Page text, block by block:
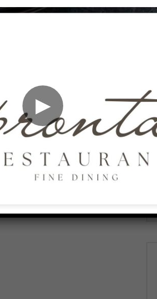
Famiglia nel bosco, Il Tribunale
non si pronuncia sul
ricongiungimento – 06/08/2026
AGOSTO 6, 2026
►